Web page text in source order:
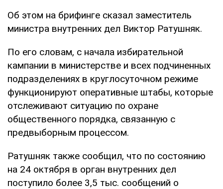
Об этом на брифинге сказал заместитель
министра внутренних дел Виктор Ратушняк.
По его словам, с начала избирательной
кампании в министерстве и всех подчиненных
подразделениях в круглосуточном режиме
функционируют оперативные штабы, которые
отслеживают ситуацию по охране
общественного порядка, связанную с
предвыборным процессом.
Ратушняк также сообщил, что по состоянию
на 24 октября в орган внутренних дел
поступило более 3,5 тыс. сообщений о